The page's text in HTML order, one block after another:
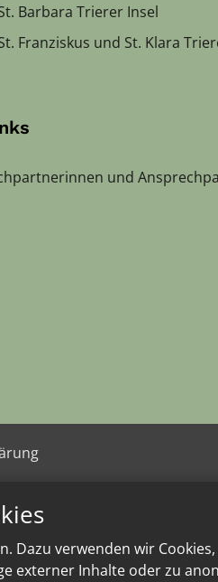
Dazu verwenden wir
externer Inhalte oder zu
Barbara Trierer Insel
Franziskus und St. Klara
und